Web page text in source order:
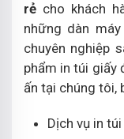
rẻ cho khách
những dàn
chuyên nghiệp
phẩm in túi giấy
ấn tại chúng tôi,
Dịch vụ in